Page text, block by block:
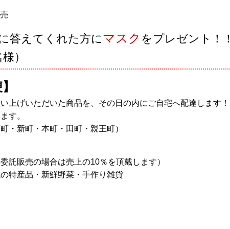
答えてくれた方にマスク をプレゼント！！
）
上げいただいた商品を、その日の内にご自宅へ配達します！
す。
・新町・本町・田町・親王町）
販売の場合は売上の10％を頂戴します）
産品・新鮮野菜・手作り雑貨